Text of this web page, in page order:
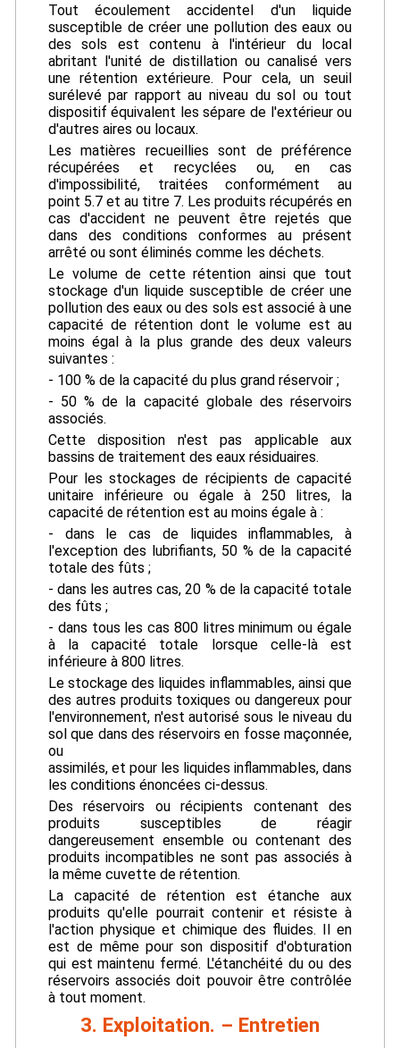
Tout écoulement accidentel d'un liquide
susceptible de créer une pollution des eaux ou
des sols est contenu à l'intérieur du local
abritant l'unité de distillation ou canalisé vers
une rétention extérieure. Pour cela, un seuil
surélevé par rapport au niveau du sol ou tout
dispositif équivalent les sépare de l'extérieur ou
d'autres aires ou locaux.
Les matières recueillies sont de préférence
récupérées et recyclées ou, en cas
d'impossibilité, traitées conformément au
point 5.7 et au titre 7. Les produits récupérés en
cas d'accident ne peuvent être rejetés que
dans des conditions conformes au présent
arrêté ou sont éliminés comme les déchets.
Le volume de cette rétention ainsi que tout
stockage d'un liquide susceptible de créer une
pollution des eaux ou des sols est associé à une
capacité de rétention dont le volume est au
moins égal à la plus grande des deux valeurs
suivantes :
- 100 % de la capacité du plus grand réservoir ;
- 50 % de la capacité globale des réservoirs
associés.
Cette disposition n'est pas applicable aux
bassins de traitement des eaux résiduaires.
Pour les stockages de récipients de capacité
unitaire inférieure ou égale à 250 litres, la
capacité de rétention est au moins égale à :
- dans le cas de liquides inflammables, à
l'exception des lubrifiants, 50 % de la capacité
totale des fûts ;
- dans les autres cas, 20 % de la capacité totale
des fûts ;
- dans tous les cas 800 litres minimum ou égale
à la capacité totale lorsque celle-là est
inférieure à 800 litres.
Le stockage des liquides inflammables, ainsi que
des autres produits toxiques ou dangereux pour
l'environnement, n'est autorisé sous le niveau du
sol que dans des réservoirs en fosse maçonnée,
ou
assimilés, et pour les liquides inflammables, dans
les conditions énoncées ci-dessus.
Des réservoirs ou récipients contenant des
produits susceptibles de réagir
dangereusement ensemble ou contenant des
produits incompatibles ne sont pas associés à
la même cuvette de rétention.
La capacité de rétention est étanche aux
produits qu'elle pourrait contenir et résiste à
l'action physique et chimique des fluides. Il en
est de même pour son dispositif d'obturation
qui est maintenu fermé. L'étanchéité du ou des
réservoirs associés doit pouvoir être contrôlée
à tout moment.
3. Exploitation. – Entretien